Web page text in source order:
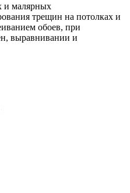
и малярных
трещин на потолках и
обоев, при
выравнивании и